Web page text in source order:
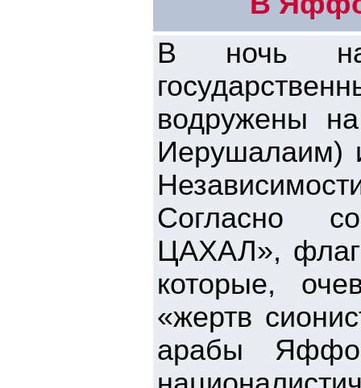
В ночь на
водружены
Иерушалаим)
Согласно
ЦАХАЛ»,
которые,
«жертв
арабы Яффо